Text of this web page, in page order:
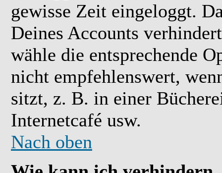
gewisse Zeit eingeloggt.
Deines Accounts
wähle die entsprechende
nicht empfehlenswert,
sitzt, z. B. in einer
Internetcafé usw.
Nach oben